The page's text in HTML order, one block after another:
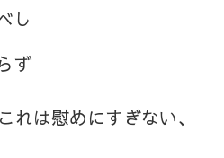
し
ず
は慰めにすぎない、